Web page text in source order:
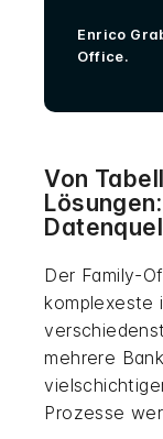
Enrico
Office.
Von
Der Family-
komplexeste
mehrere
Prozesse